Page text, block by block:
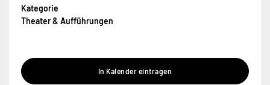
Kategorie
Theater & Aufführungen
In Kalender eintragen